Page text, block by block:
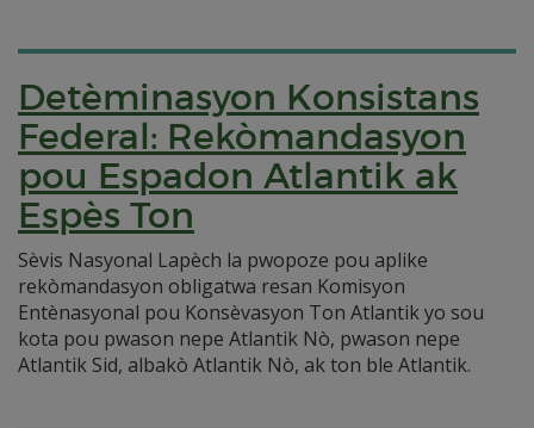
Detèminasyon Konsistans
Federal: Rekòmandasyon
pou Espadon Atlantik ak
Espès Ton
Sèvis Nasyonal Lapèch la pwopoze pou aplike
rekòmandasyon obligatwa resan Komisyon
Entènasyonal pou Konsèvasyon Ton Atlantik yo sou
kota pou pwason nepe Atlantik Nò, pwason nepe
Atlantik Sid, albakò Atlantik Nò, ak ton ble Atlantik.